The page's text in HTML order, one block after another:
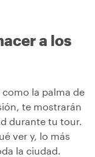
a los
la palma de
te mostrarán
durante tu tour.
ver y, lo más
la ciudad.